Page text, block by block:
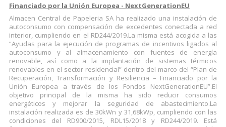
Financiado por la Unión Europea - NextGenerationEU
Almacen Central de Papeleria SA ha realizado una instalación de
autoconsumo con compensación de excedentes conectada a red
interior, cumpliendo en el RD244/2019.La misma está acogida a las
“Ayudas para la ejecución de programas de incentivos ligados al
autoconsumo y al almacenamiento con fuentes de energía
renovable, así como a la implantación de sistemas térmicos
renovables en el sector residencial” dentro del marco del “Plan de
Recuperación, Transformación y Resiliencia – Financiado por la
Unión Europea a través de los Fondos NextGenerationEU”.El
objetivo principal de la misma ha sido reducir consumos
energéticos y mejorar la seguridad de abastecimiento.La
instalación realizada es de 30kWn y 31,68kWp, cumpliendo con las
condiciones del RD900/2015, RDL15/2018 y RD244/2019. Está